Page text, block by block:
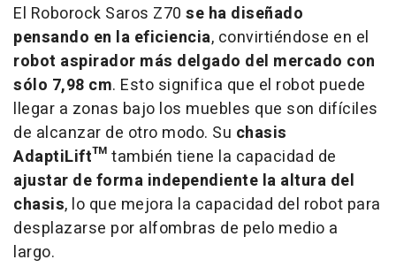
El Roborock Saros Z70 se ha diseñado
pensando en la eficiencia, convirtiéndose en el
robot aspirador más delgado del mercado con
sólo 7,98 cm. Esto significa que el robot puede
llegar a zonas bajo los muebles que son difíciles
de alcanzar de otro modo. Su chasis
AdaptiLift™también tiene la capacidad de
ajustar de forma independiente la altura del
chasis, lo que mejora la capacidad del robot para
desplazarse por alfombras de pelo medio a
largo.